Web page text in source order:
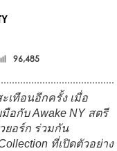
96,485
เทือนอีกครั้ง เมื่อ
อกับ Awake NY สตรี
อร์ก ร่วมกัน
ที่เปิดตัวอย่าง